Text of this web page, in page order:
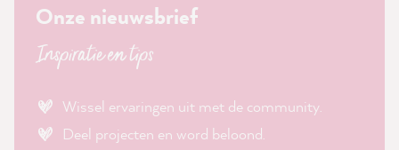
Onze nieuwsbrief
Inspiratie en tips
Wissel ervaringen uit met de community.
Deel projecten en word beloond.